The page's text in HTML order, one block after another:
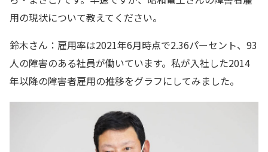
用の現状について教えてください。
鈴木さん：雇用率は2021年6月時点で2.36パーセント、93
人の障害のある社員が働いています。私が入社した2014
年以降の障害者雇用の推移をグラフにしてみました。